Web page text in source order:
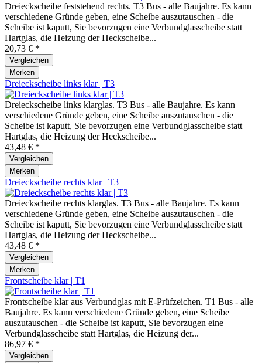
Dreieckscheibe feststehend rechts. T3 Bus - alle Baujahre. Es kann
verschiedene Gründe geben, eine Scheibe auszutauschen - die
Scheibe ist kaputt, Sie bevorzugen eine Verbundglasscheibe statt
Hartglas, die Heizung der Heckscheibe...
20,73 € *
Vergleichen
Merken
Dreieckscheibe links klar | T3
Dreieckscheibe links klarglas. T3 Bus - alle Baujahre. Es kann
verschiedene Gründe geben, eine Scheibe auszutauschen - die
Scheibe ist kaputt, Sie bevorzugen eine Verbundglasscheibe statt
Hartglas, die Heizung der Heckscheibe...
43,48 € *
Vergleichen
Merken
Dreieckscheibe rechts klar | T3
Dreieckscheibe rechts klarglas. T3 Bus - alle Baujahre. Es kann
verschiedene Gründe geben, eine Scheibe auszutauschen - die
Scheibe ist kaputt, Sie bevorzugen eine Verbundglasscheibe statt
Hartglas, die Heizung der Heckscheibe...
43,48 € *
Vergleichen
Merken
Frontscheibe klar | T1
Frontscheibe klar aus Verbundglas mit E-Prüfzeichen. T1 Bus - alle
Baujahre. Es kann verschiedene Gründe geben, eine Scheibe
auszutauschen - die Scheibe ist kaputt, Sie bevorzugen eine
Verbundglasscheibe statt Hartglas, die Heizung der...
86,97 € *
Vergleichen